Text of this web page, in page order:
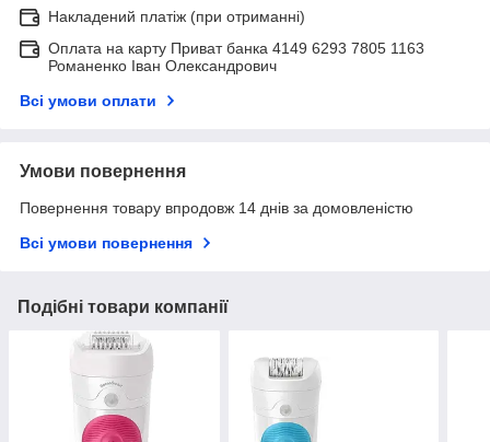
Накладений платіж (при отриманні)
Оплата на карту Приват банка 4149 6293 7805 1163
Романенко Іван Олександрович
Всі умови оплати
Умови повернення
Повернення товару впродовж 14 днів за домовленістю
Всі умови повернення
Подібні товари компанії